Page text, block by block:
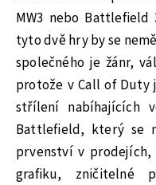
MW3 nebo
tyto dvě hry by se
společného je žánr,
protože v Call of Duty
střílení nabíhajících
Battlefield, který se
prvenství v prodejích,
grafiku, zničitelné